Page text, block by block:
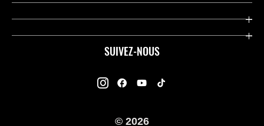
SUIVEZ-NOUS
Concessionnaires
Contact
© 2026